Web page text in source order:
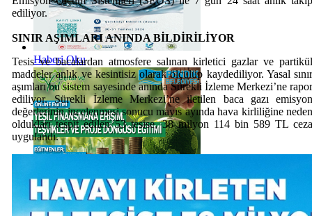
Haberi Oku
Haberi Oku
ediliyor.
SINIR AŞIMLARI ANINDA BİLDİRİLİYOR
Tesis ve bacalardan atmosfere salınan kirletici gazlar ve
maddeler anlık ve kesintisiz olarak ölçülüp kaydediliyor. Yasal
aşımları bu sistem sayesinde anında Sürekli İzleme Merkezi’ne
ediliyor. Sürekli İzleme Merkezi’ne iletilen baca gazı
değerlerinin incelenmesi sonucu mayıs ayında hava kirliliğine
oldukları tespit edilen 53 tesise, 38 milyon 114 bin 589 TL
uygulandı.